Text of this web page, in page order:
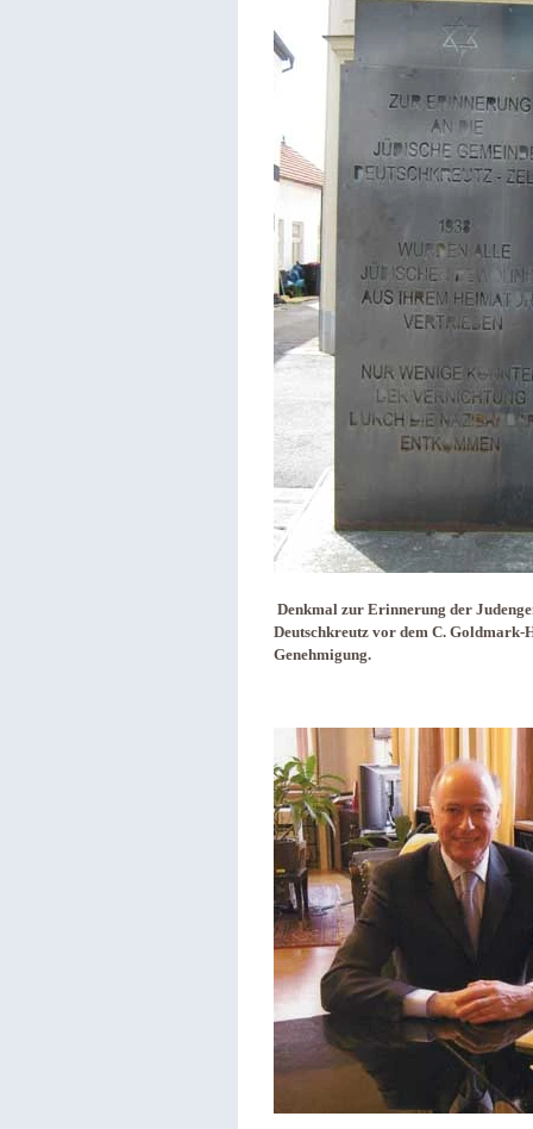
Denkmal zur Erinnerung der
Deutschkreutz vor dem C.
Genehmigung.